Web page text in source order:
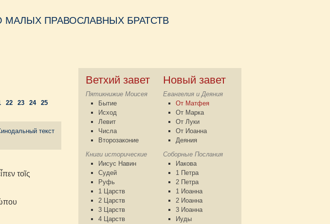
ПРАВОСЛАВНЫХ БРАТСТВ
22 23 24
25
текст
τοῖς
Ветхий завет
Пятикнижие Моисея
Бытие
Исход
Левит
Числа
Второзаконие
Книги исторические
Иисус Навин
Судей
Руфь
1 Царств
2 Царств
3 Царств
4 Царств
Новый завет
Евангелия и Деяния
От Матфея
От Марка
От Луки
От Иоанна
Деяния
Соборные Послания
Иакова
1 Петра
2 Петра
1 Иоанна
2 Иоанна
3 Иоанна
Иуды